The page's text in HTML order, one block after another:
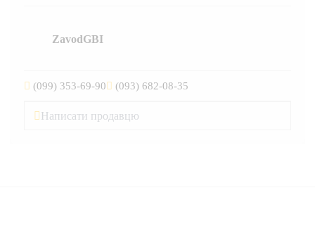
ZavodGBI
(099) 353-69-90 (093) 682-08-35
Написати продавцю